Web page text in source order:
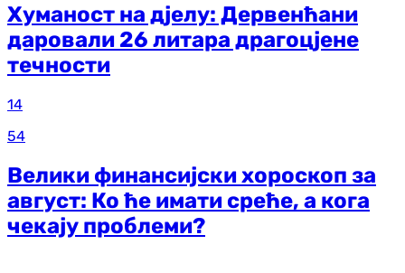
Хуманост на дјелу: Дервенћани
даровали 26 литара драгоцјене
течности
14
54
Велики финансијски хороскоп за
август: Ко ће имати среће, а кога
чекају проблеми?